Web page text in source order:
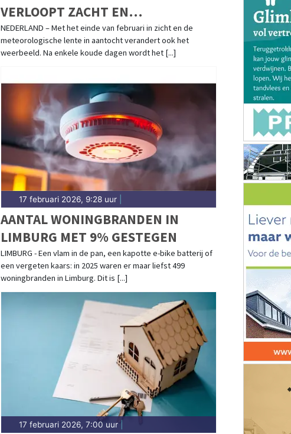
VERLOOPT ZACHT EN
WISSELVALLIG
NEDERLAND – Met het einde van februari in zicht en de
meteorologische lente in aantocht verandert ook het
weerbeeld. Na enkele koude dagen wordt het [...]
17 februari 2026, 9:28 uur|
AANTAL WONINGBRANDEN IN
LIMBURG MET 9% GESTEGEN
LIMBURG - Een vlam in de pan, een kapotte e-bike batterij of
een vergeten kaars: in 2025 waren er maar liefst 499
woningbranden in Limburg. Dit is [...]
17 februari 2026, 7:00 uur|